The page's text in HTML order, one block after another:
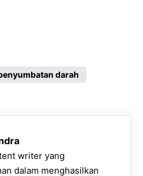
darah
writer yang
dalam menghasilkan